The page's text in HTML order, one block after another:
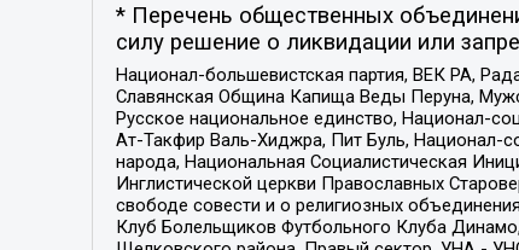
* Перечень общественных
силу решение о ликвидации или
Национал-большевистская партия, ВЕК РА,
Славянская Община Капища Веды Перуна,
Русское национальное единство, Национал-
Ат-Такфир Валь-Хиджра, Пит Буль, Национал-
народа, Национальная Социалистическая
Инглистической церкви Православных
свободе совести и о религиозных
Клуб Болельщиков Футбольного Клуба